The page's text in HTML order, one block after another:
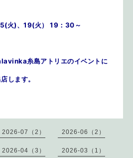
)、19(火） 19：30～
糸島アトリエのイベントに
します。
2026-07（2） 2026-06（2）
2026-04（3） 2026-03（1）